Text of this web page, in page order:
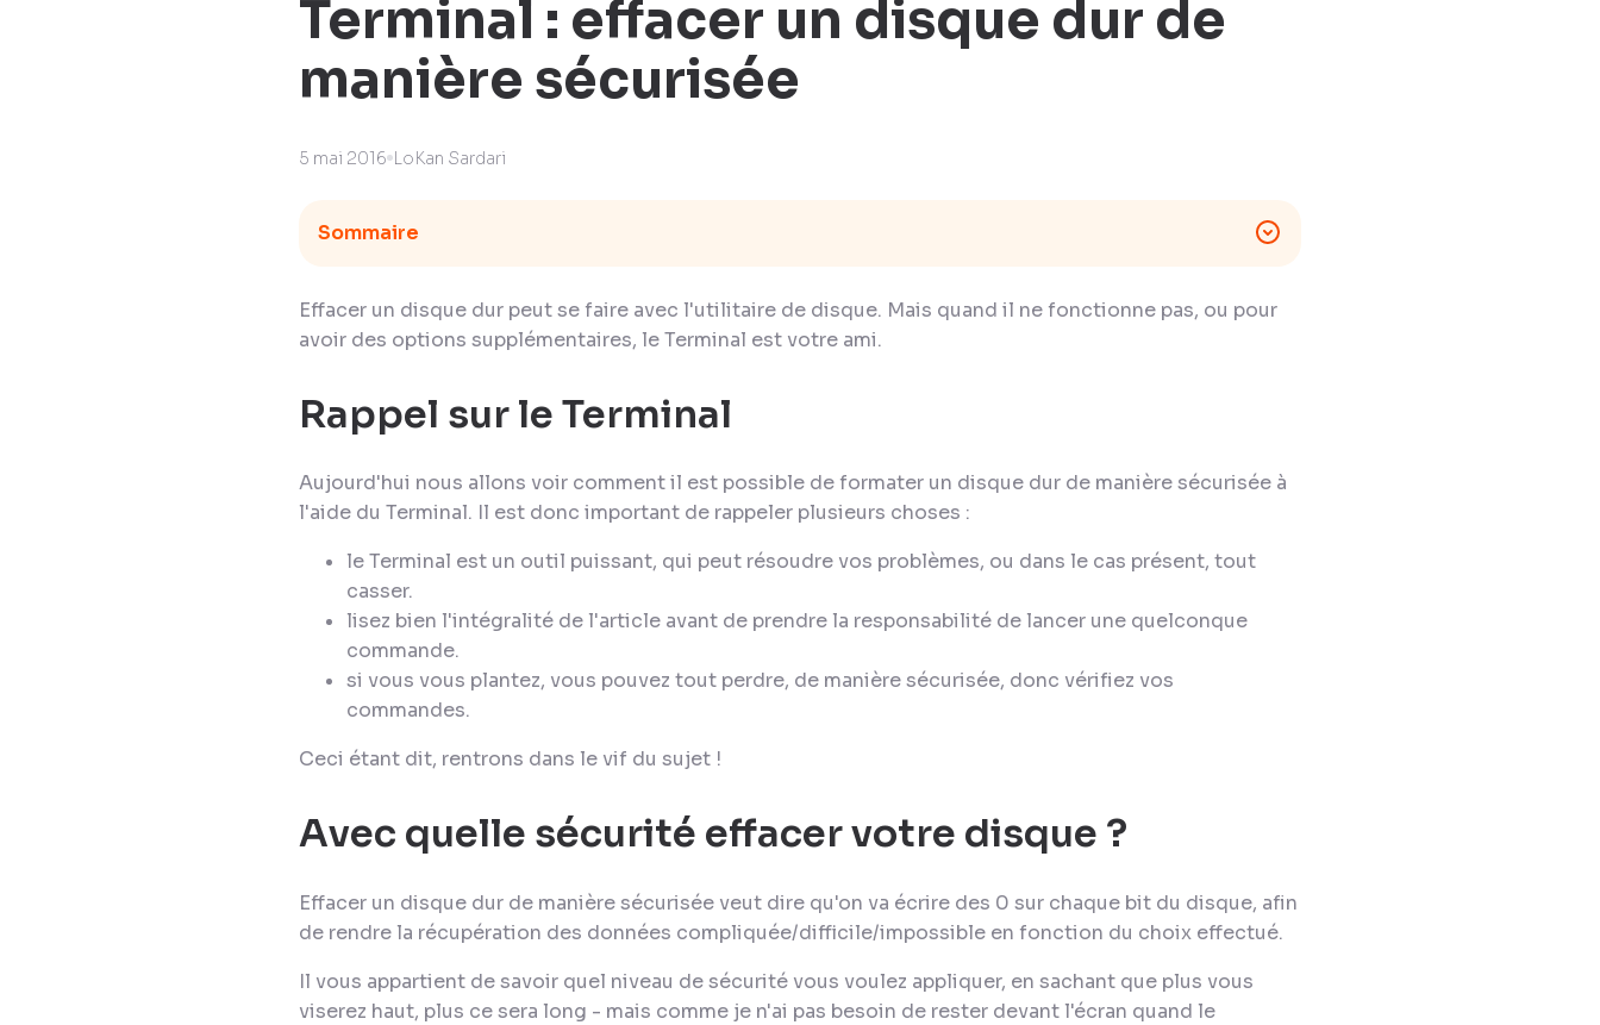
Terminal : effacer un disque dur de
manière sécurisée
5 mai 2016 LoKan Sardari
Sommaire
Effacer un disque dur peut se faire avec l'utilitaire de disque. Mais quand il ne fonctionne pas, ou pour
avoir des options supplémentaires, le Terminal est votre ami.
Rappel sur le Terminal
Aujourd'hui nous allons voir comment il est possible de formater un disque dur de manière sécurisée à
l'aide du Terminal. Il est donc important de rappeler plusieurs choses :
le Terminal est un outil puissant, qui peut résoudre vos problèmes, ou dans le cas présent, tout
casser.
lisez bien l'intégralité de l'article avant de prendre la responsabilité de lancer une quelconque
commande.
si vous vous plantez, vous pouvez tout perdre, de manière sécurisée, donc vérifiez vos
commandes.
Ceci étant dit, rentrons dans le vif du sujet !
Avec quelle sécurité effacer votre disque ?
Effacer un disque dur de manière sécurisée veut dire qu'on va écrire des 0 sur chaque bit du disque, afin
de rendre la récupération des données compliquée/difficile/impossible en fonction du choix effectué.
Il vous appartient de savoir quel niveau de sécurité vous voulez appliquer, en sachant que plus vous
viserez haut, plus ce sera long - mais comme je n'ai pas besoin de rester devant l'écran quand le